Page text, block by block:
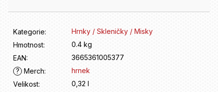
Kategorie:
Hrnky / Skleničky / Misky
Hmotnost:
0.4 kg
EAN:
3665361005377
? Merch:
hrnek
Velikost:
0,32 l
m
e